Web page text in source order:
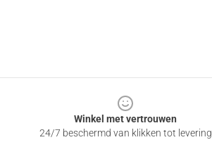
Winkel met vertrouwen
24/7 beschermd van klikken tot levering